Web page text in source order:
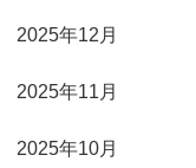
2025年12月
2025年11月
2025年10月